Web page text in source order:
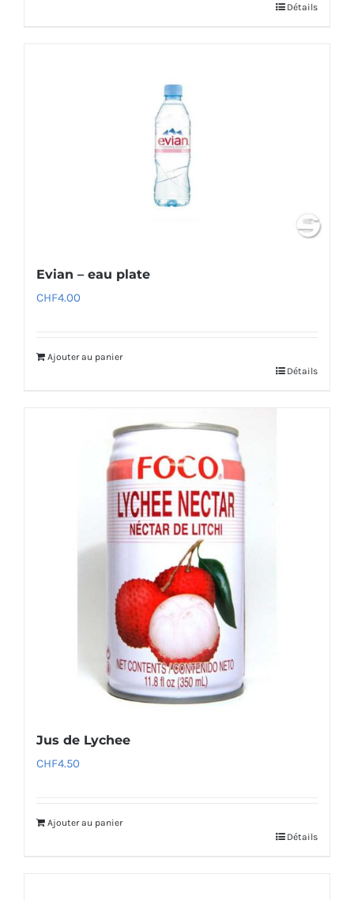
Détails
Evian – eau plate
CHF4.00
Ajouter au panier
Détails
Jus de Lychee
CHF4.50
Ajouter au panier
Détails